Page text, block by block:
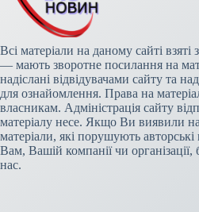
Всі матеріали на даному сайті взяті
— мають зворотне посилання на
надіслані відвідувачами сайту та
для ознайомлення. Права на
власникам. Адміністрація сайту
матеріалу несе. Якщо Ви виявили
матеріали, які порушують
Вам, Вашій компанії чи організації,
нас.